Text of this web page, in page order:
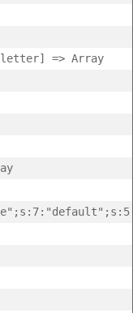
=> Array